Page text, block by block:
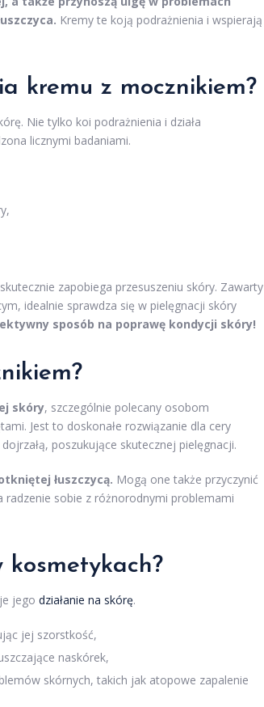
Kremy te koją podrażnienia i wspierają
kremu z mocznikiem?
Nie tylko koi podrażnienia i działa
licznymi badaniami.
zapobiega przesuszeniu skóry. Zawarty
idealnie sprawdza się w pielęgnacji skóry
sposób na poprawę kondycji skóry!
skóry, szczególnie polecany osobom
Jest to doskonałe rozwiązanie dla cery
poszukujące skutecznej pielęgnacji.
łuszczycą. Mogą one także przyczynić
sobie z różnorodnymi problemami
kosmetykach?
jego działanie na skórę.
jej szorstkość,
naskórek,
skórnych, takich jak atopowe zapalenie